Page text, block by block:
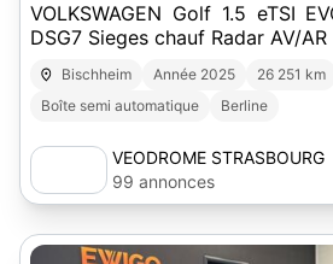
VOLKSWAGEN Golf 1.5 eTSI
DSG7 Sieges chauf Radar AV/
Bischheim Année 2025 26 251 km
Boîte semi automatique
Berline
VEODROME STRASBOURG
99 annonces